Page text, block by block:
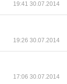
19:41 30.07.2014
19:26 30.07.2014
17:06 30.07.2014